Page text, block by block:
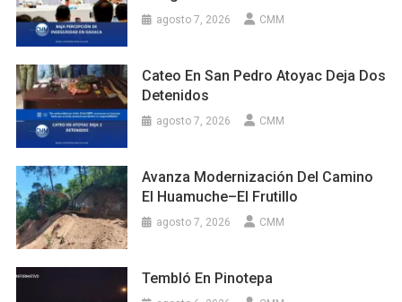
agosto 7, 2026 CMM
Cateo En San Pedro Atoyac Deja Dos
Detenidos
agosto 7, 2026 CMM
Avanza Modernización Del Camino
El Huamuche–El Frutillo
agosto 7, 2026 CMM
Tembló En Pinotepa